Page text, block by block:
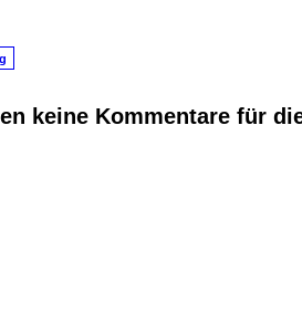
keine Kommentare für